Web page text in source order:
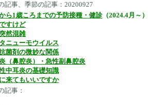
記事、季節の記事：20200927
ら1歳ころまでの予防接種・健診 （2024.4月～）
すけど
然混雑
ニューモウイルス
菌剤の微妙な関係
（鼻腔炎）・急性副鼻腔炎
中耳炎の基礎知識
来てもいいですか
記事：